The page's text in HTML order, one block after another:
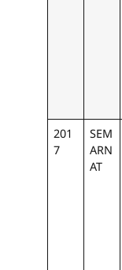
201
7
SEM
ARN
AT